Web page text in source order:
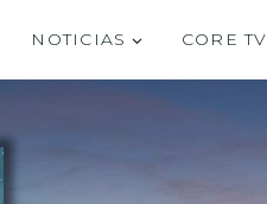
NOTICIAS CORE TV